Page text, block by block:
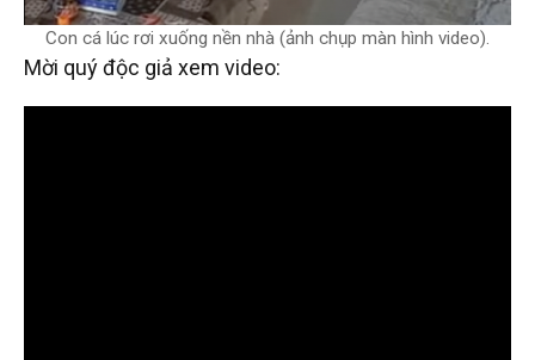
Con cá lúc rơi xuống nền nhà (ảnh chụp màn hình video).
Mời quý độc giả xem video: